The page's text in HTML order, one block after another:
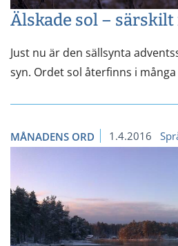
Älskade sol – särskilt
Just nu är den sällsynta
syn. Ordet sol återfinns i
MÅNADENS ORD 1.4.2016